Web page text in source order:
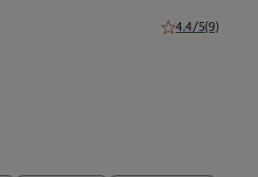
4.4/5(9)